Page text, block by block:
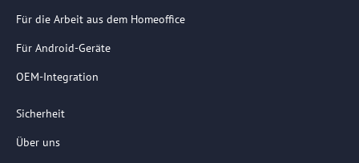
Für die Arbeit aus dem Homeoffice
Für Android-Geräte
OEM-Integration
Sicherheit
Über uns